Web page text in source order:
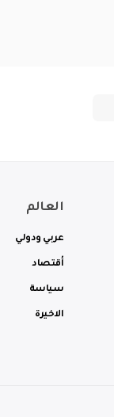
العالم
عربي ودولي
أقتصاد
سياسة
الاخيرة